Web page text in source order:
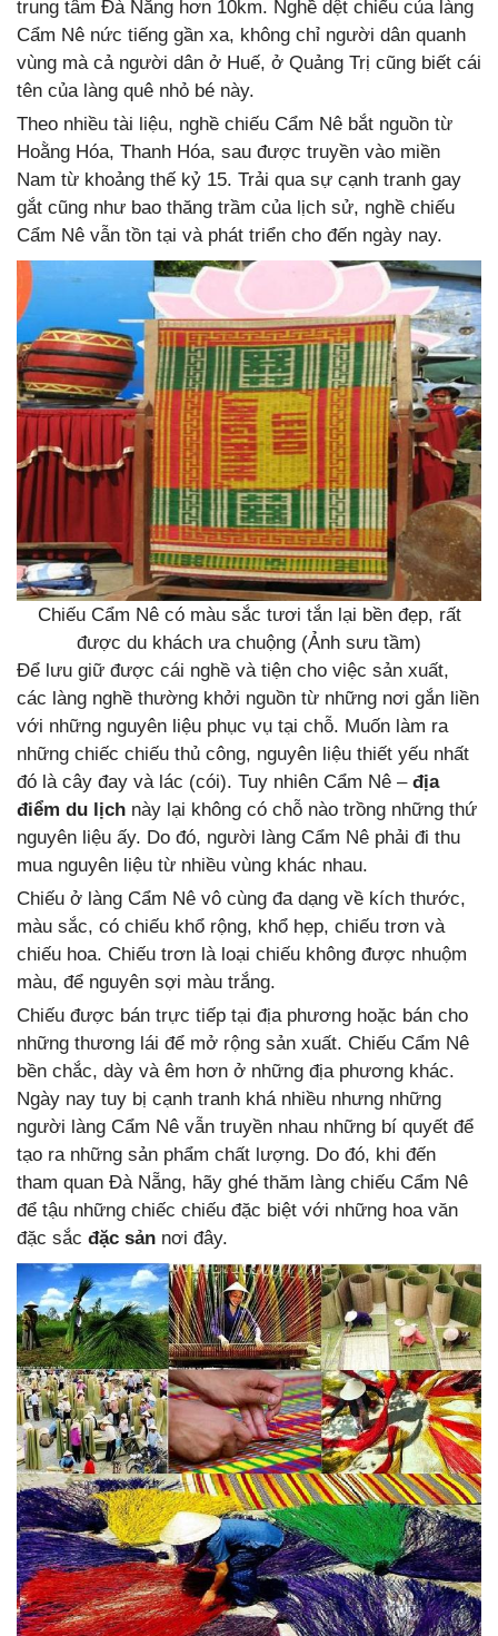
trung tâm Đà Nẵng hơn 10km. Nghề dệt chiếu của làng
Cẩm Nê nức tiếng gần xa, không chỉ người dân quanh
vùng mà cả người dân ở Huế, ở Quảng Trị cũng biết cái
tên của làng quê nhỏ bé này.
Theo nhiều tài liệu, nghề chiếu Cẩm Nê bắt nguồn từ
Hoằng Hóa, Thanh Hóa, sau được truyền vào miền
Nam từ khoảng thế kỷ 15. Trải qua sự cạnh tranh gay
gắt cũng như bao thăng trầm của lịch sử, nghề chiếu
Cẩm Nê vẫn tồn tại và phát triển cho đến ngày nay.
Chiếu Cẩm Nê có màu sắc tươi tắn lại bền đẹp, rất
được du khách ưa chuộng (Ảnh sưu tầm)
Để lưu giữ được cái nghề và tiện cho việc sản xuất,
các làng nghề thường khởi nguồn từ những nơi gắn liền
với những nguyên liệu phục vụ tại chỗ. Muốn làm ra
những chiếc chiếu thủ công, nguyên liệu thiết yếu nhất
đó là cây đay và lác (cói). Tuy nhiên Cẩm Nê – địa
điểm du lịch này lại không có chỗ nào trồng những thứ
nguyên liệu ấy. Do đó, người làng Cẩm Nê phải đi thu
mua nguyên liệu từ nhiều vùng khác nhau.
Chiếu ở làng Cẩm Nê vô cùng đa dạng về kích thước,
màu sắc, có chiếu khổ rộng, khổ hẹp, chiếu trơn và
chiếu hoa. Chiếu trơn là loại chiếu không được nhuộm
màu, để nguyên sợi màu trắng.
Chiếu được bán trực tiếp tại địa phương hoặc bán cho
những thương lái để mở rộng sản xuất. Chiếu Cẩm Nê
bền chắc, dày và êm hơn ở những địa phương khác.
Ngày nay tuy bị cạnh tranh khá nhiều nhưng những
người làng Cẩm Nê vẫn truyền nhau những bí quyết để
tạo ra những sản phẩm chất lượng. Do đó, khi đến
tham quan Đà Nẵng, hãy ghé thăm làng chiếu Cẩm Nê
để tậu những chiếc chiếu đặc biệt với những hoa văn
đặc sắc đặc sản nơi đây.